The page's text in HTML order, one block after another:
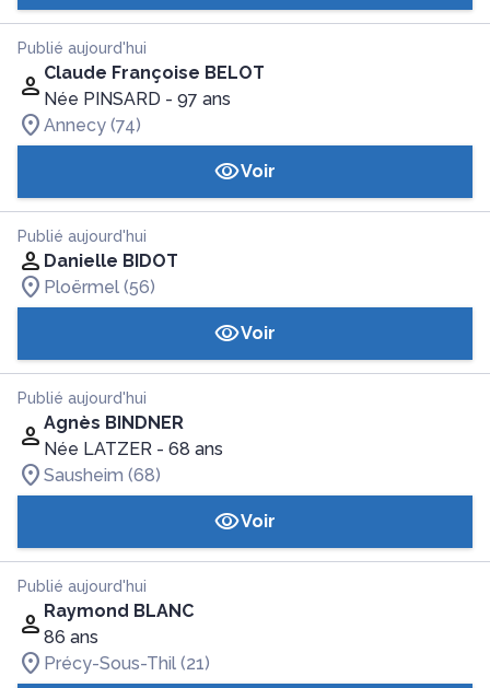
Publié aujourd'hui
Claude Françoise BELOT
Née PINSARD - 97 ans
Annecy (74)
Voir
Publié aujourd'hui
Danielle BIDOT
Ploërmel (56)
Voir
Publié aujourd'hui
Agnès BINDNER
Née LATZER - 68 ans
Sausheim (68)
Voir
Publié aujourd'hui
Raymond BLANC
86 ans
Précy-Sous-Thil (21)